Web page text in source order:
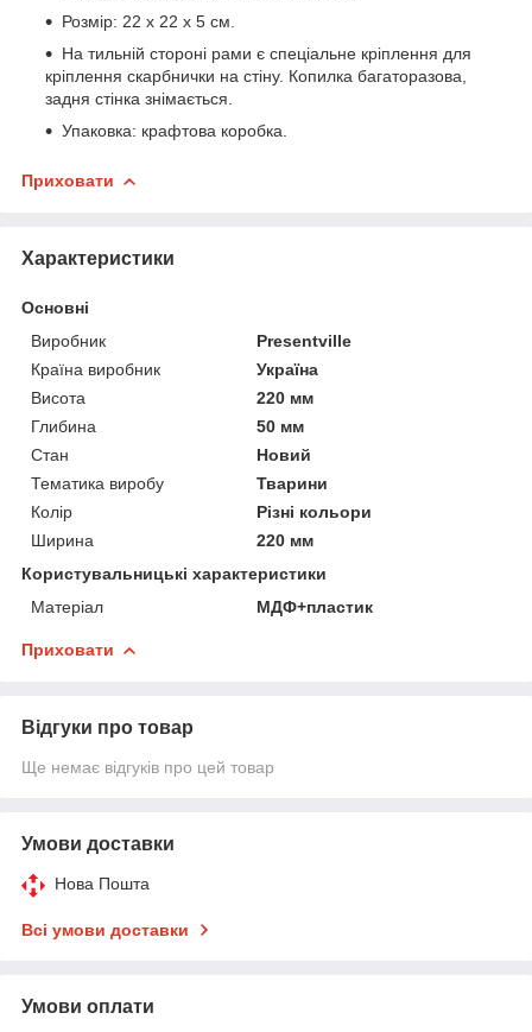
Розмір: 22 х 22 х 5 см.
На тильній стороні рами є спеціальне кріплення для
кріплення скарбнички на стіну. Копилка багаторазова,
задня стінка знімається.
Упаковка: крафтова коробка.
Приховати
Характеристики
Основні
Виробник
Presentville
Країна виробник
Україна
Висота
220 мм
Глибина
50 мм
Стан
Новий
Тематика виробу
Тварини
Колір
Різні кольори
Ширина
220 мм
Користувальницькі характеристики
Матеріал
МДФ+пластик
Приховати
Відгуки про товар
Ще немає відгуків про цей товар
Умови доставки
Нова Пошта
Всі умови доставки
Умови оплати